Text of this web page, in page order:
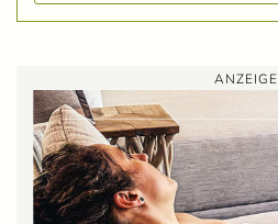
ANZEIGE